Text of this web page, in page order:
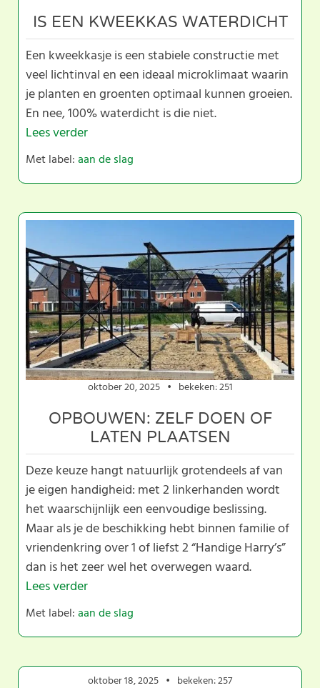
IS EEN KWEEKKAS WATERDICHT
Een kweekkasje is een stabiele constructie met
veel lichtinval en een ideaal microklimaat waarin
je planten en groenten optimaal kunnen groeien.
En nee, 100% waterdicht is die niet.
Lees verder
Met label:aan de slag
oktober 20, 2025 bekeken: 251
OPBOUWEN: ZELF DOEN OF
LATEN PLAATSEN
Deze keuze hangt natuurlijk grotendeels af van
je eigen handigheid: met 2 linkerhanden wordt
het waarschijnlijk een eenvoudige beslissing.
Maar als je de beschikking hebt binnen familie of
vriendenkring over 1 of liefst 2 “Handige Harry’s”
dan is het zeer wel het overwegen waard.
Lees verder
Met label:aan de slag
oktober 18, 2025 bekeken: 257